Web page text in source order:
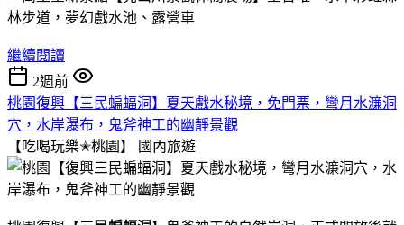
繼續閱讀
2週前
桃園復興【三民蝙蝠洞】夏天戲水秘境，免門票，彎月水濂洞
穴，水岸瀑布，鬼斧神工的幽靜景觀
【吃喝玩樂✭桃園】
國內旅遊